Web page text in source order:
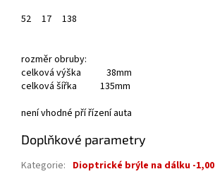
52
17 138
rozměr obruby:
celková výška 38mm
celková šířka 135mm
není vhodné pří řízení auta
Doplňkové parametry
Kategorie: Dioptrické brýle na dálku -1,00